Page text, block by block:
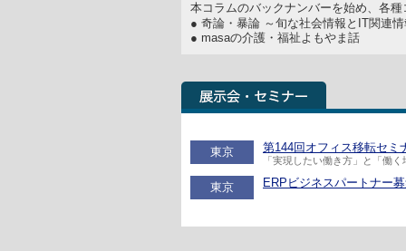
本コラムのバックナンバーを始め、各
● 奇論・暴論 ～旬な社会情報とIT関連
● masaの介護・福祉よもやま話
東京 第144回オフィス移転セミ
「実現したい働き方」と「働く
東京 ERPビジネスパートナー